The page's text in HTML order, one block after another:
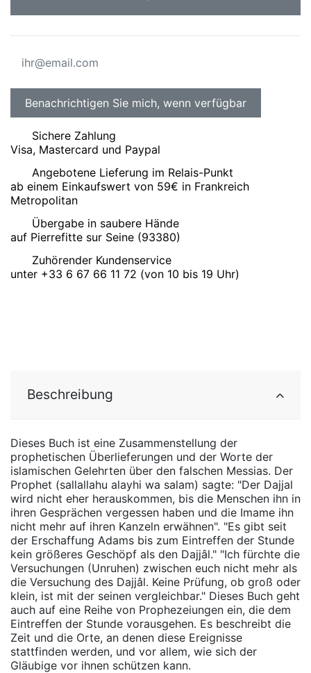
Sichere Zahlung
Visa, Mastercard und Paypal
Angebotene Lieferung im Relais-Punkt
ab einem Einkaufswert von 59€ in Frankreich
Metropolitan
Übergabe in saubere Hände
auf Pierrefitte sur Seine (93380)
Zuhörender Kundenservice
unter +33 6 67 66 11 72 (von 10 bis 19 Uhr)
Beschreibung
Dieses Buch ist eine Zusammenstellung der
prophetischen Überlieferungen und der Worte der
islamischen Gelehrten über den falschen Messias. Der
Prophet (sallallahu alayhi wa salam) sagte: "Der Dajjal
wird nicht eher herauskommen, bis die Menschen ihn in
ihren Gesprächen vergessen haben und die Imame ihn
nicht mehr auf ihren Kanzeln erwähnen". "Es gibt seit
der Erschaffung Adams bis zum Eintreffen der Stunde
kein größeres Geschöpf als den Dajjâl." "Ich fürchte die
Versuchungen (Unruhen) zwischen euch nicht mehr als
die Versuchung des Dajjâl. Keine Prüfung, ob groß oder
klein, ist mit der seinen vergleichbar." Dieses Buch geht
auch auf eine Reihe von Prophezeiungen ein, die dem
Eintreffen der Stunde vorausgehen. Es beschreibt die
Zeit und die Orte, an denen diese Ereignisse
stattfinden werden, und vor allem, wie sich der
Gläubige vor ihnen schützen kann.